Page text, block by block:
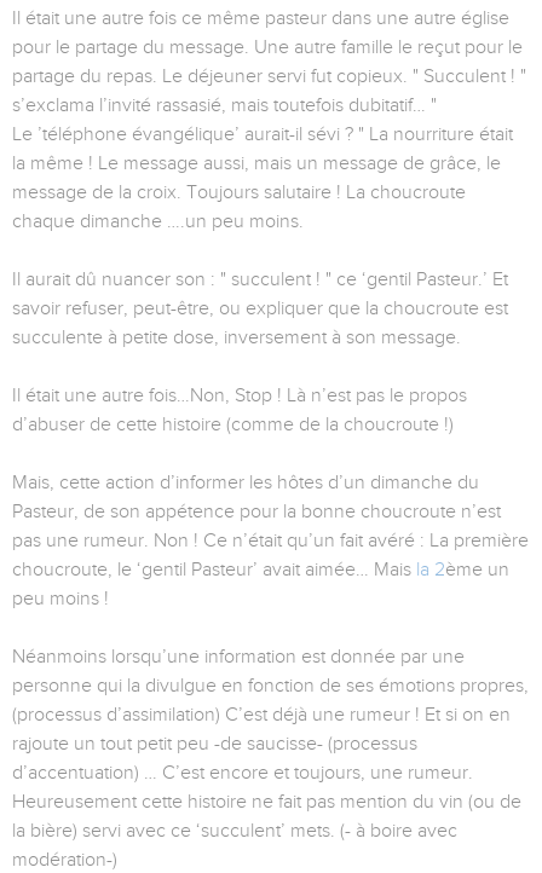
Il était une autre fois ce même pasteur dans une autre église
pour le partage du message. Une autre famille le reçut pour le
partage du repas. Le déjeuner servi fut copieux. " Succulent ! "
s’exclama l’invité rassasié, mais toutefois dubitatif… "
Le ’téléphone évangélique’ aurait-il sévi ? " La nourriture était
la même ! Le message aussi, mais un message de grâce, le
message de la croix. Toujours salutaire ! La choucroute
chaque dimanche ….un peu moins.
Il aurait dû nuancer son : " succulent ! " ce ‘gentil Pasteur.’ Et
savoir refuser, peut-être, ou expliquer que la choucroute est
succulente à petite dose, inversement à son message.
Il était une autre fois…Non, Stop ! Là n’est pas le propos
d’abuser de cette histoire (comme de la choucroute !)
Mais, cette action d’informer les hôtes d’un dimanche du
Pasteur, de son appétence pour la bonne choucroute n’est
pas une rumeur. Non ! Ce n’était qu’un fait avéré : La première
choucroute, le ‘gentil Pasteur’ avait aimée… Mais la 2ème un
peu moins !
Néanmoins lorsqu’une information est donnée par une
personne qui la divulgue en fonction de ses émotions propres,
(processus d’assimilation) C’est déjà une rumeur ! Et si on en
rajoute un tout petit peu -de saucisse- (processus
d’accentuation) … C’est encore et toujours, une rumeur.
Heureusement cette histoire ne fait pas mention du vin (ou de
la bière) servi avec ce ‘succulent’ mets. (- à boire avec
modération-)